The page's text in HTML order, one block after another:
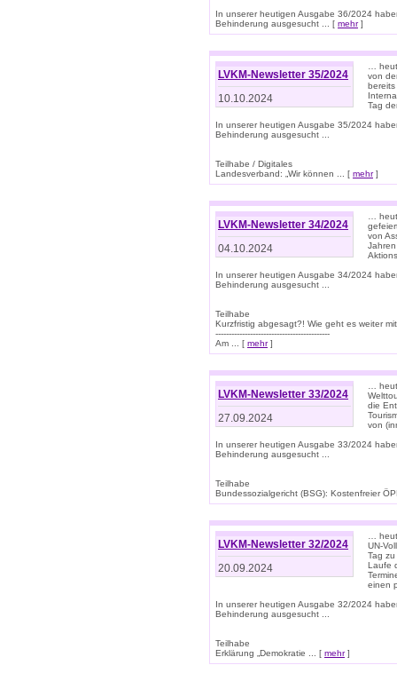
In unserer heutigen Ausgabe 36/2024
Behinderung ausgesucht ... [ mehr]
LVKM-Newsletter 35/2024
10.10.2024
…
von
bereits
Tag
In unserer heutigen Ausgabe 35/2024
Behinderung ausgesucht ...
Teilhabe / Digitales
Landesverband: „Wir können ... [ mehr]
LVKM-Newsletter 34/2024
04.10.2024
…
von
In unserer heutigen Ausgabe 34/2024
Behinderung ausgesucht ...
Teilhabe
Kurzfristig abgesagt?! Wie geht es weiter
-------------------------------------------
Am ... [ mehr]
LVKM-Newsletter 33/2024
27.09.2024
…
die
von
In unserer heutigen Ausgabe 33/2024
Behinderung ausgesucht ...
Teilhabe
Bundessozialgericht (BSG): Kostenfreier
LVKM-Newsletter 32/2024
20.09.2024
…
UN-
Tag
Laufe
einen
In unserer heutigen Ausgabe 32/2024
Behinderung ausgesucht ...
Teilhabe
Erklärung „Demokratie ... [ mehr]